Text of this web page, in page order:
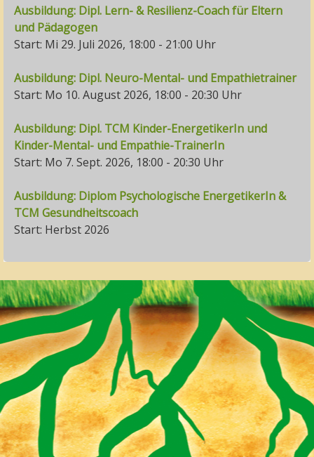
Ausbildung: Dipl. Lern- & Resilienz-Coach für Eltern
und Pädagogen
Start: Mi 29. Juli 2026, 18:00 - 21:00 Uhr
Ausbildung: Dipl. Neuro-Mental- und Empathietrainer
Start: Mo 10. August 2026, 18:00 - 20:30 Uhr
Ausbildung: Dipl. TCM Kinder-EnergetikerIn und
Kinder-Mental- und Empathie-TrainerIn
Start: Mo 7. Sept. 2026, 18:00 - 20:30 Uhr
Ausbildung: Diplom Psychologische EnergetikerIn &
TCM Gesundheitscoach
Start: Herbst 2026